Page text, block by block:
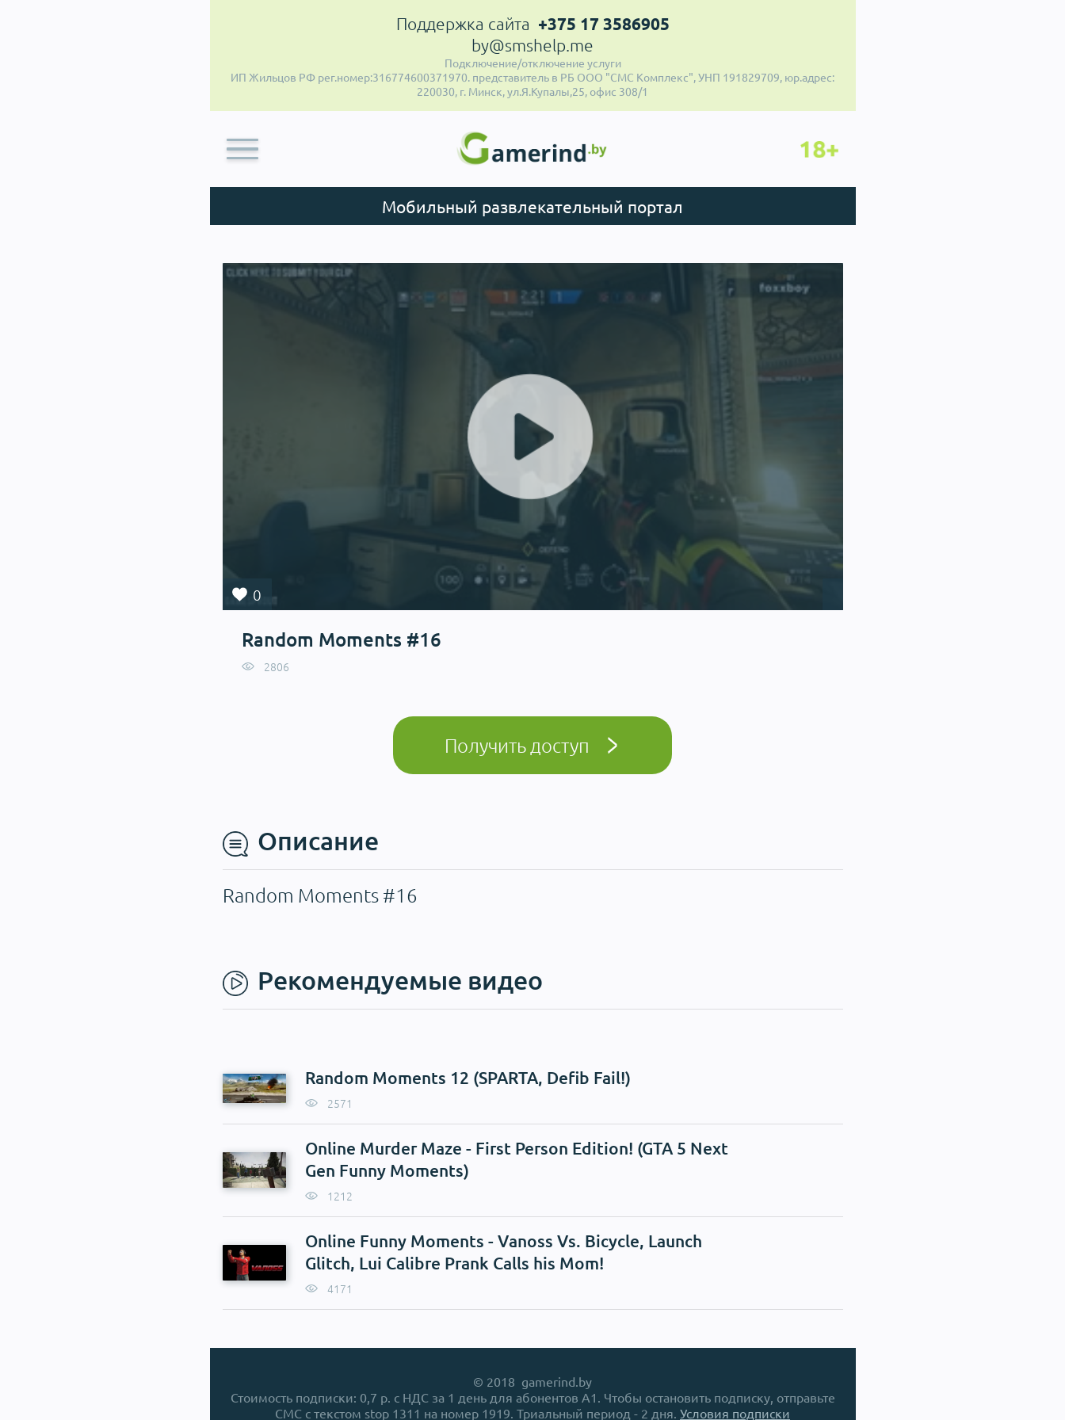
Поддержка сайта +375 17 3586905
by@smshelp.me
Подключение/отключение услуги
ИП Жильцов РФ рег.номер:316774600371970. представитель в РБ ООО "СМС Комплекс", УНП 191829709, юр.адрес:
220030, г. Минск, ул.Я.Купалы,25, офис 308/1
Мобильный развлекательный портал
0
Random Moments #16
2806
Получить доступ
Описание
Random Moments #16
Рекомендуемые видео
Random Moments 12 (SPARTA, Defib Fail!)
2571
Online Murder Maze - First Person Edition! (GTA 5 Next
Gen Funny Moments)
1212
Online Funny Moments - Vanoss Vs. Bicycle, Launch
Glitch, Lui Calibre Prank Calls his Mom!
4171
© 2018 gamerind.by
Стоимость подписки: 0,7 р. с НДС за 1 день для абонентов A1. Чтобы остановить подписку, отправьте
СМС с текстом stop 1311 на номер 1919. Триальный период - 2 дня. Условия подписки